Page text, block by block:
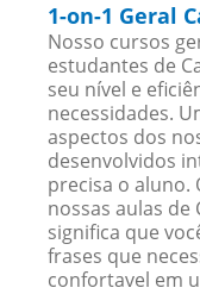
1-on-1 Geral
Nosso cursos
estudantes de
seu nível e
necessidades.
aspectos dos
desenvolvidos
precisa o aluno.
nossas aulas
significa que
frases que
confortavel em